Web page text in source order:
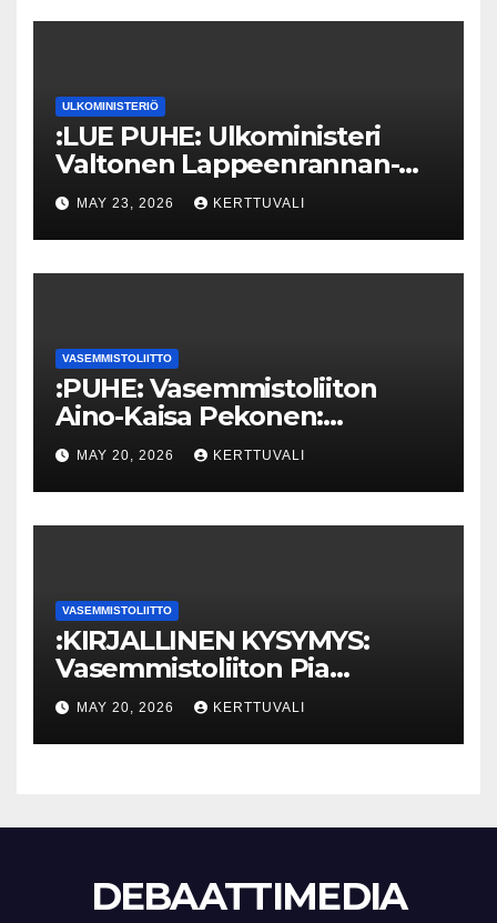
ULKOMINISTERIÖ
:LUE PUHE: Ulkoministeri
Valtonen Lappeenrannan-
Lahden teknillisen yliopiston
kunniatohtoriksi
MAY 23, 2026 KERTTUVALI
VASEMMISTOLIITTO
:PUHE: Vasemmistoliiton
Aino-Kaisa Pekonen:
Eriarvoistumisen
pysäyttäminen luo
turvallisuutta
MAY 20, 2026 KERTTUVALI
VASEMMISTOLIITTO
:KIRJALLINEN KYSYMYS:
Vasemmistoliiton Pia
Lohikoski: Missä viipyy Orpon
hallituksen drooniohjeistus
kunnille?
MAY 20, 2026 KERTTUVALI
DEBAATTIMEDIA